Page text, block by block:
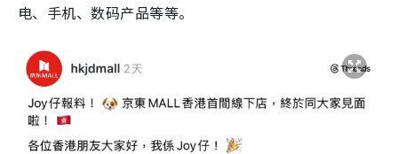
电、手机、数码产品等等。